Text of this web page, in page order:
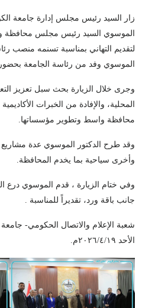
زار السيد رئيس مجلس إدارة جامعة
الموسوي السيد رئيس مجلس محافظة
لتقديم التهاني بمناسبة تسنمه منصب
الموسوي وفد من رئاسة الجامعة
وجرى خلال الزيارة بحث سبل تعزيز
المحلية، والإفادة من الخبرات
محافظة واسط وتطوير مؤسساتها.
وقد طرح الدكتور الموسوي عدة مشاريع
وأخرى سياحية بما يخدم المحافظة.
وفي ختام الزيارة ، قدم الموسوي درع
جانب باقة ورد، تقديراً للمناسبة .
شعبة الإعلام والاتصال الحكومي-
الأحد ٢٠٢٦/٤/١٩م.